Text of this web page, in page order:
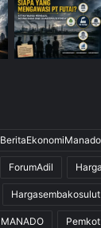
BeritaEkonomiManado
ForumAdil
Hargasembakosulut
MANADO